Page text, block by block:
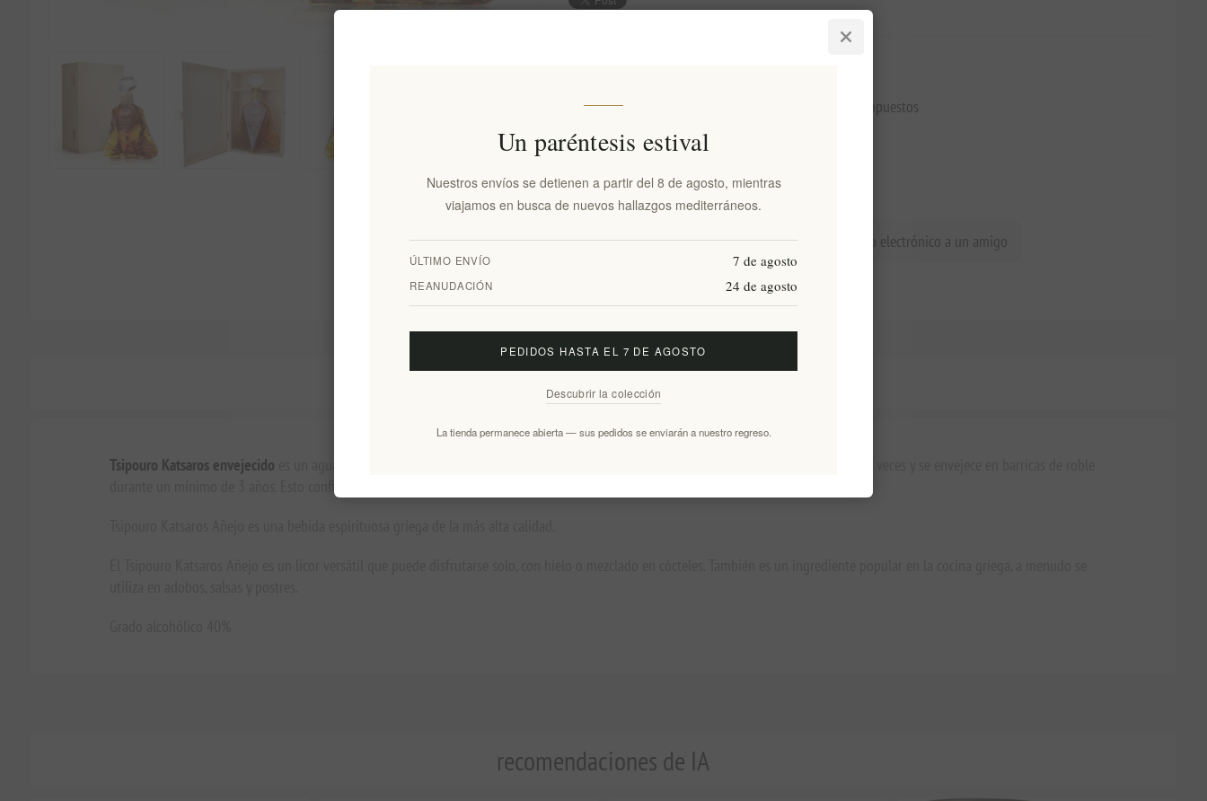
Precio más bajo en los últimos 30 días:: €89,90 excl impuestos
AÑADIR AL CARRITO
Enviar un correo electrónico a un amigo
2-5 days
Tsipouro Katsaros envejecido
recomendaciones de IA
Un paréntesis estival
Nuestros envíos se detienen a partir del 8 de agosto, mientras
viajamos en busca de nuevos hallazgos mediterráneos.
ÚLTIMO ENVÍO 7 de agosto
REANUDACIÓN 24 de agosto
PEDIDOS HASTA EL 7 DE AGOSTO
Descubrir la colección
La tienda permanece abierta — sus pedidos se enviarán a nuestro regreso.